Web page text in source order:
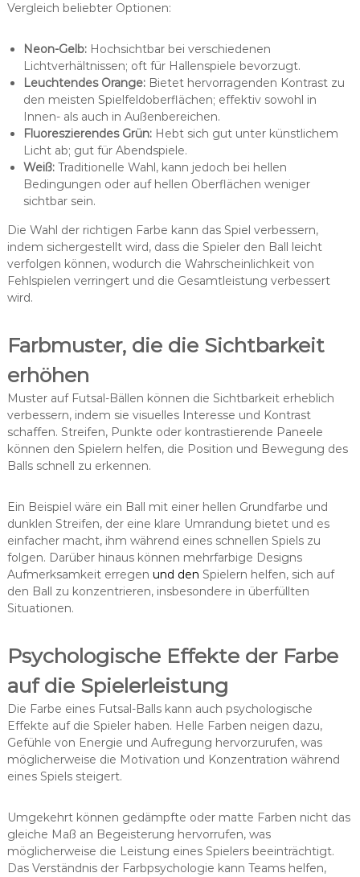
Vergleich beliebter Optionen:
Neon-Gelb:Hochsichtbar bei verschiedenen
Lichtverhältnissen; oft für Hallenspiele bevorzugt.
Leuchtendes Orange:Bietet hervorragenden Kontrast zu
den meisten Spielfeldoberflächen; effektiv sowohl in
Innen- als auch in Außenbereichen.
Fluoreszierendes Grün:Hebt sich gut unter künstlichem
Licht ab; gut für Abendspiele.
Weiß:Traditionelle Wahl, kann jedoch bei hellen
Bedingungen oder auf hellen Oberflächen weniger
sichtbar sein.
Die Wahl der richtigen Farbe kann das Spiel verbessern,
indem sichergestellt wird, dass die Spieler den Ball leicht
verfolgen können, wodurch die Wahrscheinlichkeit von
Fehlspielen verringert und die Gesamtleistung verbessert
wird.
Farbmuster, die die Sichtbarkeit
erhöhen
Muster auf Futsal-Bällen können die Sichtbarkeit erheblich
verbessern, indem sie visuelles Interesse und Kontrast
schaffen. Streifen, Punkte oder kontrastierende Paneele
können den Spielern helfen, die Position und Bewegung des
Balls schnell zu erkennen.
Ein Beispiel wäre ein Ball mit einer hellen Grundfarbe und
dunklen Streifen, der eine klare Umrandung bietet und es
einfacher macht, ihm während eines schnellen Spiels zu
folgen. Darüber hinaus können mehrfarbige Designs
Aufmerksamkeit erregen und den Spielern helfen, sich auf
den Ball zu konzentrieren, insbesondere in überfüllten
Situationen.
Psychologische Effekte der Farbe
auf die Spielerleistung
Die Farbe eines Futsal-Balls kann auch psychologische
Effekte auf die Spieler haben. Helle Farben neigen dazu,
Gefühle von Energie und Aufregung hervorzurufen, was
möglicherweise die Motivation und Konzentration während
eines Spiels steigert.
Umgekehrt können gedämpfte oder matte Farben nicht das
gleiche Maß an Begeisterung hervorrufen, was
möglicherweise die Leistung eines Spielers beeinträchtigt.
Das Verständnis der Farbpsychologie kann Teams helfen,